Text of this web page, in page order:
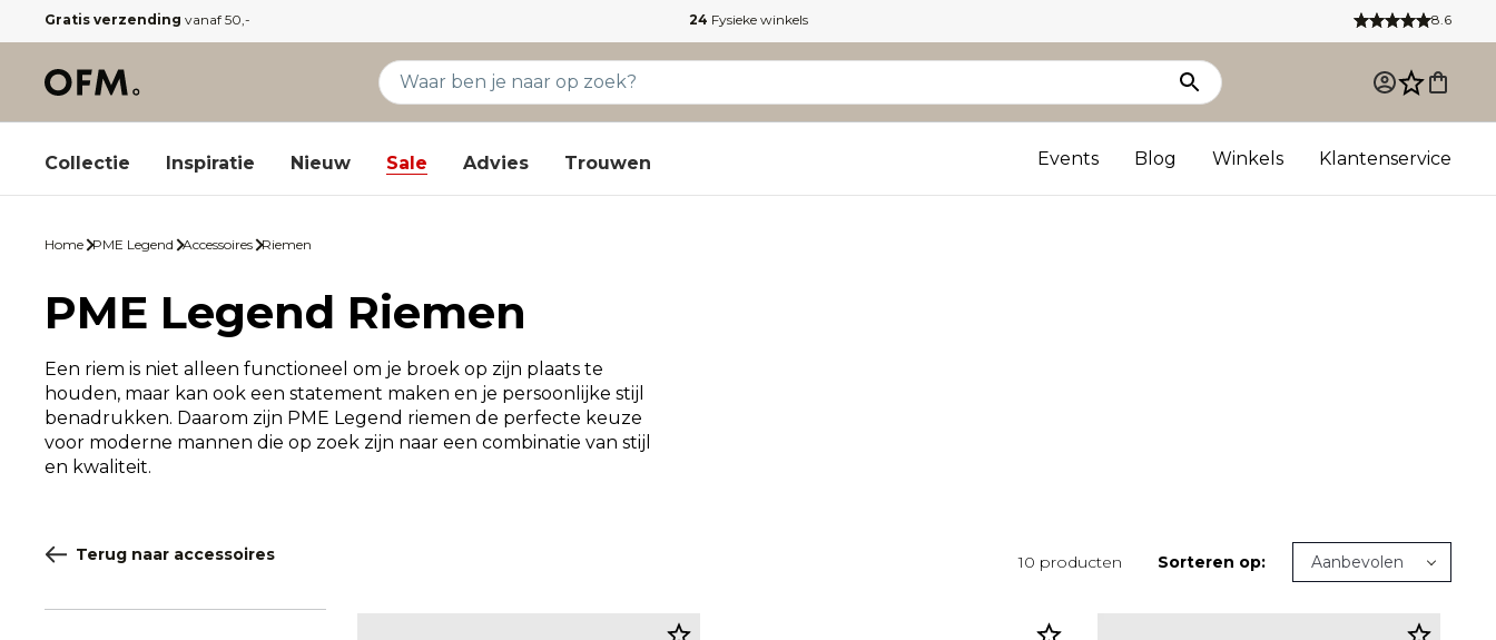
Gratis verzending vanaf 50,- 24 Fysieke winkels 8.6
Collectie Inspiratie Nieuw Sale Advies Trouwen Events Blog Winkels Klantenservice
Home PME Legend Accessoires Riemen
PME Legend Riemen
Een riem is niet alleen functioneel om je broek op zijn plaats te
houden, maar kan ook een statement maken en je persoonlijke stijl
benadrukken. Daarom zijn PME Legend riemen de perfecte keuze
voor moderne mannen die op zoek zijn naar een combinatie van stijl
en kwaliteit.
Terug naar accessoires Sorteren op:
10 producten